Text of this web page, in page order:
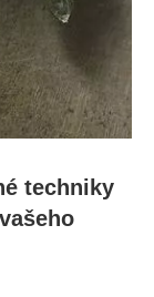
techniky